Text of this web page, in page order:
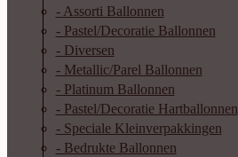
- Assorti Ballonnen
- Pastel/Decoratie Ballonnen
- Diversen
- Metallic/Parel Ballonnen
- Platinum Ballonnen
- Pastel/Decoratie Hartballonnen
- Speciale Kleinverpakkingen
- Bedrukte Ballonnen